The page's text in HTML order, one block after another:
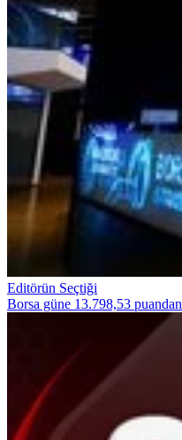
Editörün Seçtiği
Borsa güne 13.798,53 puandan